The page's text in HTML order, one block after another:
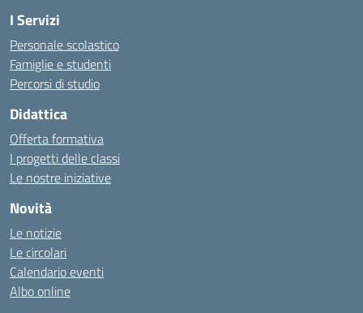
I Servizi
Personale scolastico
Famiglie e studenti
Percorsi di studio
Didattica
Offerta formativa
I progetti delle classi
Le nostre iniziative
Novità
Le notizie
Le circolari
Calendario eventi
Albo online